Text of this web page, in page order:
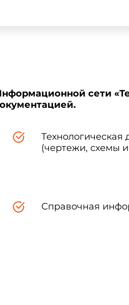
сети
Технологическая
(чертежи, схемы
Справочная